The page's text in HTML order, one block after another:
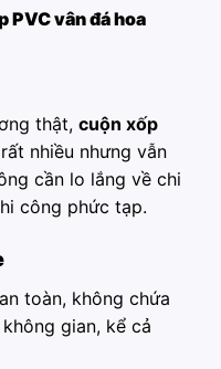
PVC vân đá hoa
thật, cuộn xốp
nhiều nhưng vẫn
cần lo lắng về chi
công phức tạp.
toàn, không chứa
gian, kể cả